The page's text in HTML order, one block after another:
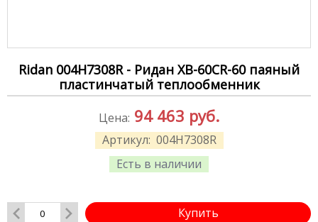
Ridan 004H7308R - Ридан XB-60CR-60 паяный
пластинчатый теплообменник
Артикул: 004H7308R
Есть в наличии
Цена: 94 463 руб.
Купить